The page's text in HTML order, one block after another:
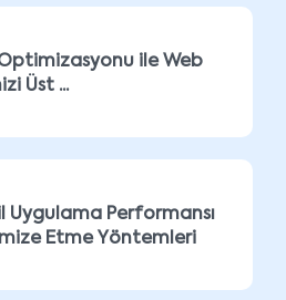
ile Web
Üst ...
Uygulama Performansı
Etme Yöntemleri